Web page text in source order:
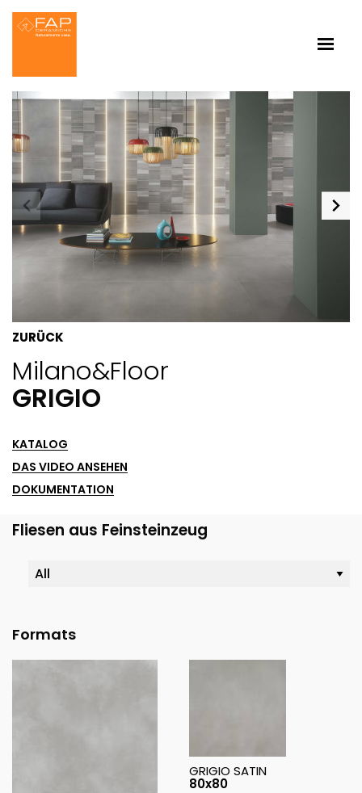
ZURÜCK
Milano&floor
GRIGIO
KATALOG
DAS VIDEO ANSEHEN
DOKUMENTATION
Fliesen aus Feinsteinzeug
Formats
GRIGIO SATIN
80x80